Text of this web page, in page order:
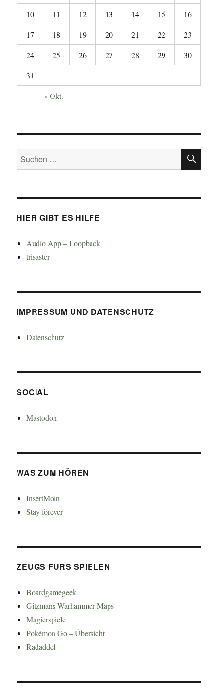
10
11 12 13 14 15
16
17
18 19 20 21 22
23
24
25 26 27 28 29
30
31
« Okt.
Suchen
nach:
HIER GIBT ES HILFE
Audio App – Loopback
trisaster
IMPRESSUM UND DATENSCHUTZ
Datenschutz
SOCIAL
Mastodon
WAS ZUM HÖREN
InsertMoin
Stay forever
ZEUGS FÜRS SPIELEN
Boardgamegeek
Gitzmans Warhammer Maps
Magierspiele
Pokémon Go – Übersicht
Radaddel